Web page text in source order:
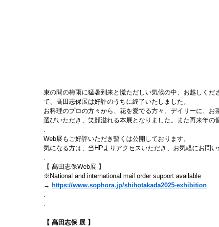
束の間の梅雨に猛暑到来と慌ただしい気候の中、お越しく
て、髙田志保展は好評のうちに終了いたしました。
お料理のプロの方々から、花を愛でる方々、デイリーに、
選びいただき、笑顔溢れる本展となりました。また再来年
.
Web展もご好評いただき暫くは公開しております。
気になる方は、当HPよりアクセスいただき、お気軽にお問
.
【 髙田志保Web展 】
※National and international mail order support available
→ https://www.sophora.jp/shihotakada2025-exhibition
.
.
.
【 髙田志保 展 】